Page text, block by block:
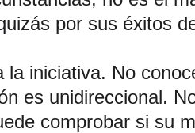
por sus éxitos
iniciativa. No
es unidireccional.
comprobar si su